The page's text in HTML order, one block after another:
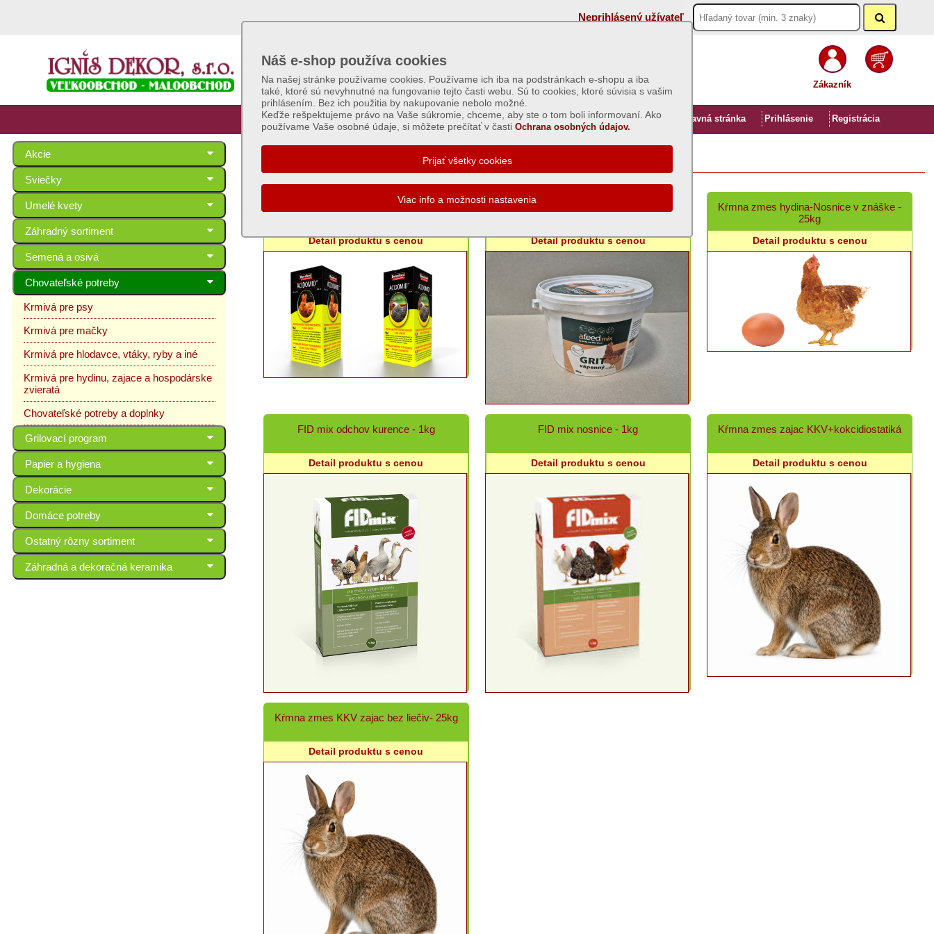
Neprihlásený užívateľ
Zákazník
Úvod Hlavná stránka Prihlásenie Registrácia
Náš e-shop používa cookies
Na našej stránke používame cookies. Používame ich iba na podstránkach e-shopu a iba
také, ktoré sú nevyhnutné na fungovanie tejto časti webu. Sú to cookies, ktoré súvisia s vašim
prihlásením. Bez ich použitia by nakupovanie nebolo možné.
Keďže rešpektujeme právo na Vaše súkromie, chceme, aby ste o tom boli informovaní. Ako
používame Vaše osobné údaje, si môžete prečítať v časti Ochrana osobných údajov.
Akcie
Sviečky
Umelé kvety
Záhradný sortiment
Semená a osivá
Chovateľské potreby
Krmivá pre psy
Krmivá pre mačky
Krmivá pre hlodavce, vtáky, ryby a iné
Krmivá pre hydinu, zajace a hospodárske
zvieratá
Chovateľské potreby a doplnky
Grilovací program
Papier a hygiena
Dekorácie
Domáce potreby
Ostatný rôzny sortiment
Záhradná a dekoračná keramika
Krmivá pre hydinu, zajace a hospodárske zvieratá
Detail produktu s cenou Detail produktu s cenou
Kŕmna zmes hydina-Nosnice v znáške -
25kg
Detail produktu s cenou
FID mix odchov kurence - 1kg
Detail produktu s cenou
FID mix nosnice - 1kg
Detail produktu s cenou
Kŕmna zmes zajac KKV+kokcidiostatiká
Detail produktu s cenou
Kŕmna zmes KKV zajac bez liečiv- 25kg
Detail produktu s cenou